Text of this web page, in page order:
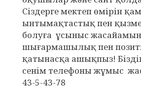
Сіздерге мектеп өмірін
ынтымақтастық пен
болуға ұсыныс
шығармашылық пен
қатынасқа ашықпыз!
сенім телефоны жұмыс
43-5-43-78